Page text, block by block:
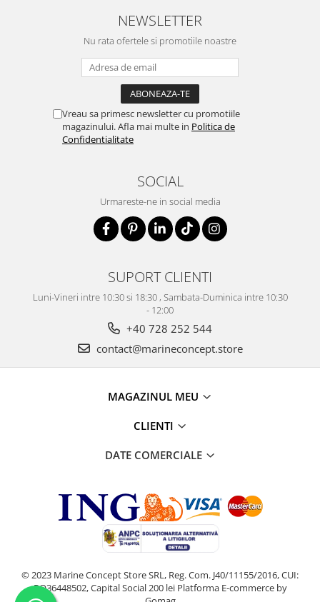
NEWSLETTER
Nu rata ofertele si promotiile noastre
Vreau sa primesc newsletter cu promotiile
magazinului. Afla mai multe in Politica de
Confidentialitate
SOCIAL
Urmareste-ne in social media
SUPORT CLIENTI
Luni-Vineri intre 10:30 si 18:30 , Sambata-Duminica intre 10:30
- 12:00
+40 728 252 544
contact@marineconcept.store
MAGAZINUL MEU
CLIENTI
DATE COMERCIALE
© 2023 Marine Concept Store SRL, Reg. Com. J40/11155/2016, CUI:
RO36448502, Capital Social 200 lei Platforma E-commerce by